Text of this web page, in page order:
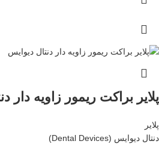
پلایر براکت ریمور زاویه دار
پلایر
دنتال دیوایس (Dental Devices)